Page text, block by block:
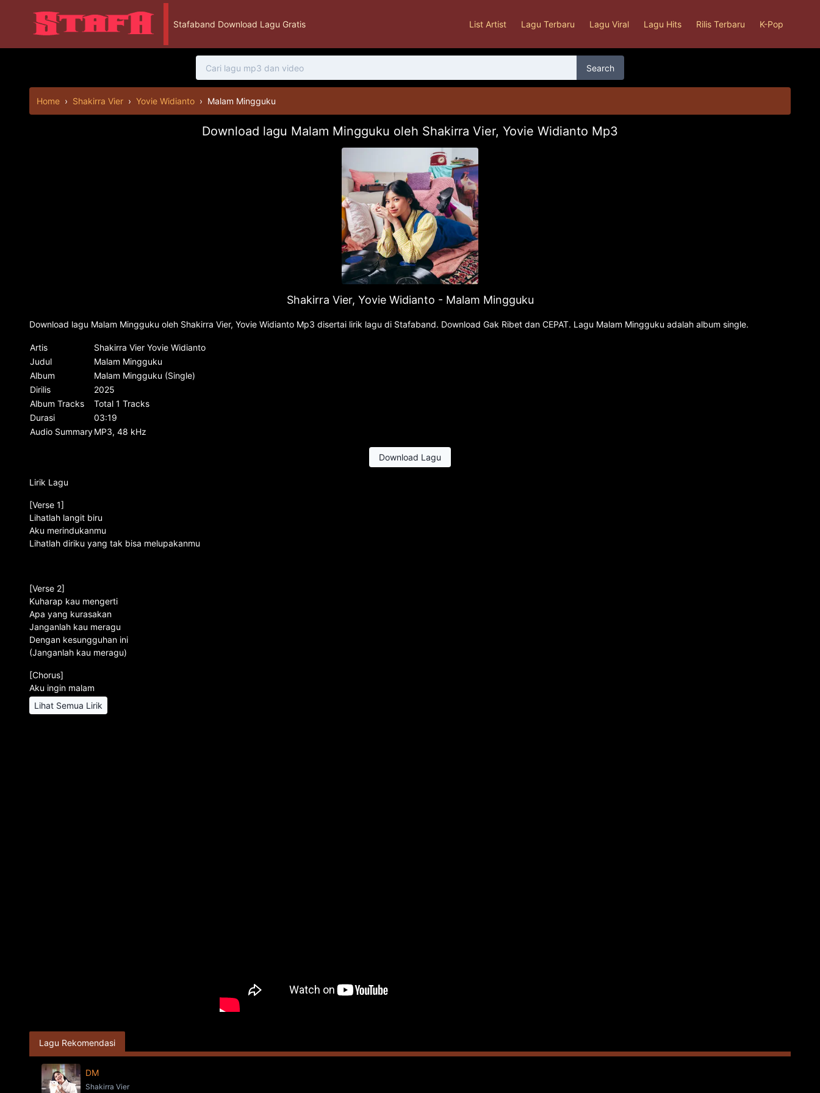
Stafaband Download Lagu Gratis List Artist Lagu Terbaru Lagu Viral Lagu Hits Rilis Terbaru K-Pop
Search
Home › Shakirra Vier › Yovie Widianto › Malam Mingguku
Download lagu Malam Mingguku oleh Shakirra Vier, Yovie Widianto Mp3
Shakirra Vier, Yovie Widianto - Malam Mingguku
Download lagu Malam Mingguku oleh Shakirra Vier, Yovie Widianto Mp3 disertai lirik lagu di Stafaband. Download Gak Ribet dan CEPAT. Lagu Malam Mingguku adalah album single.
Artis
Shakirra Vier Yovie Widianto
Judul
Malam Mingguku
Album
Malam Mingguku (Single)
Dirilis
2025
Album Tracks
Total 1 Tracks
Durasi
03:19
Audio SummaryMP3, 48 kHz
Download Lagu
Lirik Lagu
[Verse 1]
Lihatlah langit biru
Aku merindukanmu
Lihatlah diriku yang tak bisa melupakanmu
[Verse 2]
Kuharap kau mengerti
Apa yang kurasakan
Janganlah kau meragu
Dengan kesungguhan ini
(Janganlah kau meragu)
[Chorus]
Aku ingin malam
Lihat Semua Lirik
Lagu Rekomendasi
DM
Shakirra Vier